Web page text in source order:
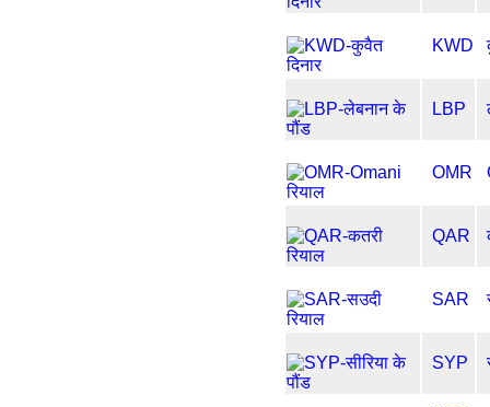
KWD
LBP
OMR
QAR
SAR
SYP